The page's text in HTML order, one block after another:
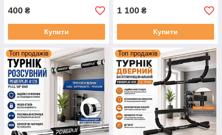
400 ₴
Купити
1 100 ₴
Купити
Топ продажів Топ продажів